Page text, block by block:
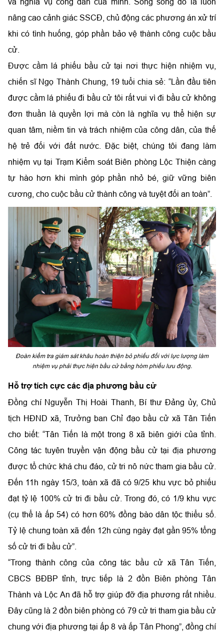
nâng cao cảnh giác SSCĐ, chủ động các phương án xử trí
khi có tình huống, góp phần bảo vệ thành công cuộc bầu
cử.
Được cầm lá phiếu bầu cử tại nơi thực hiện nhiệm vụ,
chiến sĩ Ngọ Thành Chung, 19 tuổi chia sẻ: “Lần đầu tiên
được cầm lá phiếu đi bầu cử tôi rất vui vì đi bầu cử không
đơn thuần là quyền lợi mà còn là nghĩa vụ thể hiện sự
quan tâm, niềm tin và trách nhiệm của công dân, của thế
hệ trẻ đối với đất nước. Đặc biệt, chúng tôi đang làm
nhiệm vụ tại Trạm Kiểm soát Biên phòng Lộc Thiện càng
tự hào hơn khi mình góp phần nhỏ bé, giữ vững biên
cương, cho cuộc bầu cử thành công và tuyệt đối an toàn”.
Đoàn kiểm tra giám sát khâu hoàn thiện bỏ phiếu đối với lực lượng làm
nhiệm vụ phải thực hiện bầu cử bằng hòm phiếu lưu động.
Hỗ trợ tích cực các địa phương bầu cử
Đồng chí Nguyễn Thị Hoài Thanh, Bí thư Đảng ủy, Chủ
tịch HĐND xã, Trưởng ban Chỉ đạo bầu cử xã Tân Tiến
cho biết: “Tân Tiến là một trong 8 xã biên giới của tỉnh.
Công tác tuyên truyền vận động bầu cử tại địa phương
được tổ chức khá chu đáo, cử tri nô nức tham gia bầu cử.
Đến 11h ngày 15/3, toàn xã đã có 9/25 khu vực bỏ phiếu
đạt tỷ lệ 100% cử tri đi bầu cử. Trong đó, có 1/9 khu vực
(cụ thể là ấp 54) có hơn 60% đồng bào dân tộc thiểu số.
Tỷ lệ chung toàn xã đến 12h cùng ngày đạt gần 95% tổng
số cử tri đi bầu cử”.
“Trong thành công của công tác bầu cử xã Tân Tiến,
CBCS BĐBP tỉnh, trực tiếp là 2 đồn Biên phòng Tân
Thành và Lộc An đã hỗ trợ giúp đỡ địa phương rất nhiều.
Đây cũng là 2 đồn biên phòng có 79 cử tri tham gia bầu cử
chung với địa phương tại ấp 8 và ấp Tân Phong”, đồng chí